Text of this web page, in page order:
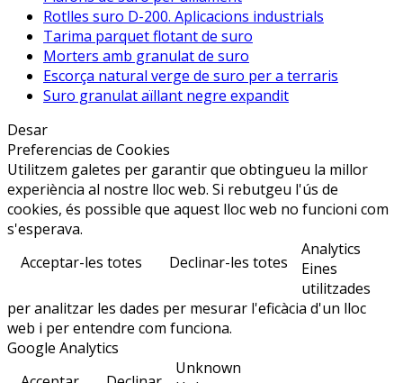
Rotlles suro D-200. Aplicacions industrials
Tarima parquet flotant de suro
Morters amb granulat de suro
Escorça natural verge de suro per a terraris
Suro granulat aïllant negre expandit
Desar
Preferencias de Cookies
Utilitzem galetes per garantir que obtingueu la millor
experiència al nostre lloc web. Si rebutgeu l'ús de
cookies, és possible que aquest lloc web no funcioni com
s'esperava.
Acceptar-les totes
Declinar-les totes
Analytics
Eines
utilitzades
per analitzar les dades per mesurar l'eficàcia d'un lloc
web i per entendre com funciona.
Google Analytics
Unknown